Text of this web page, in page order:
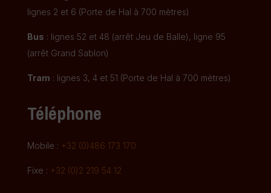
lignes 2 et 6 (Porte de Hal à 700 mètres)
Bus : lignes 52 et 48 (arrêt Jeu de Balle), ligne 95
(arrêt Grand Sablon)
Tram : lignes 3, 4 et 51 (Porte de Hal à 700 mètres)
Téléphone
Mobile : +32 (0)486 173 170
Fixe : +32 (0)2 219 54 12